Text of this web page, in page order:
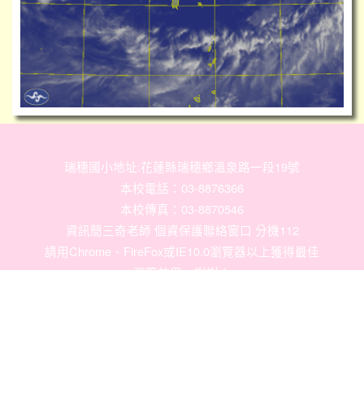
瑞穗國小地址:花蓮縣瑞穗鄉溫泉路一段19號
本校電話：03-8876366
本校傳真：03-8870546
資訊簡三奇老師 個資保護聯絡窗口 分機112
請用Chrome 、 FireFox或IE10.0瀏覽器以上獲得最佳
瀏覽效果，謝謝！